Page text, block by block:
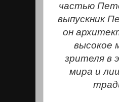
частью
выпускник
он
высокое
зрителя в
мира и